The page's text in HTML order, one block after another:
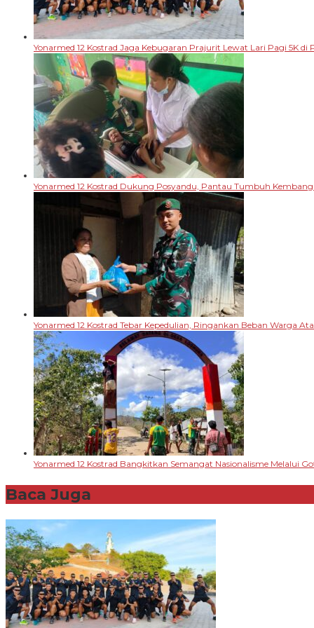
Yonarmed 12 Kostrad Jaga Kebugaran Prajurit Lewat Lari Pagi 5K di
Yonarmed 12 Kostrad Dukung Posyandu, Pantau Tumbuh
Yonarmed 12 Kostrad Tebar Kepedulian, Ringankan Beban Warga
Yonarmed 12 Kostrad Bangkitkan Semangat Nasionalisme Melalui
Baca Juga